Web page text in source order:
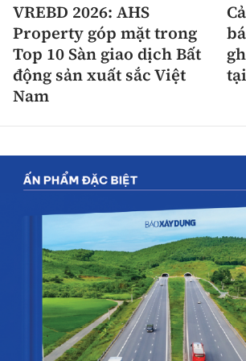
VREBD 2026: AHS
Property góp mặt trong
Top 10 Sàn giao dịch Bất
động sản xuất sắc Việt
Nam